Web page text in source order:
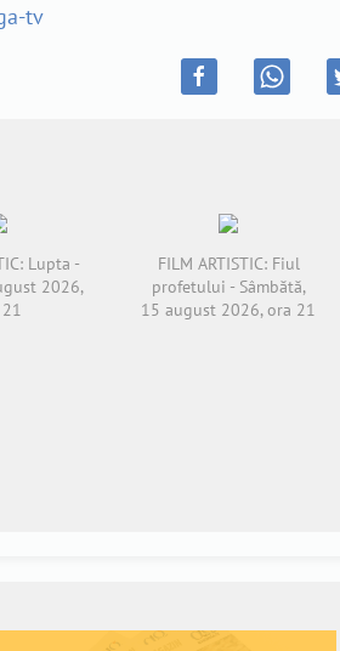
tv
Lupta -
2026,
FILM ARTISTIC: Fiul
profetului - Sâmbătă,
15 august 2026, ora 21